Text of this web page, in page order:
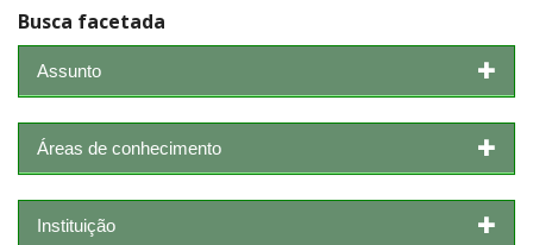
Busca facetada
Assunto
Áreas de conhecimento
Instituição